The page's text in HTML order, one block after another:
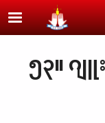
Skip to main
၅၃။ ဂ